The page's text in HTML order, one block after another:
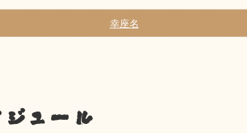
幸座名
ュール